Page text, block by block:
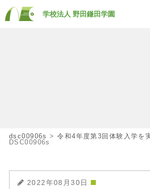
学校法人 野田鎌田学園
dsc00906s >令和4年度第3回体験入学を
DSC00906s
2022年08月30日